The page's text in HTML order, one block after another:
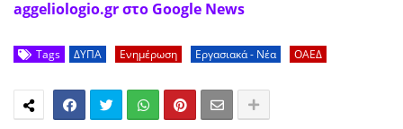
aggeliologio.gr στο Google News
Tags ΔΥΠΑ Ενημέρωση Εργασιακά - Νέα ΟΑΕΔ